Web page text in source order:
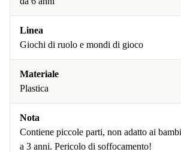
Linea
Giochi di ruolo e mondi di gioco
Materiale
Plastica
Nota
Contiene piccole parti, non adatto ai
a 3 anni. Pericolo di soffocamento!